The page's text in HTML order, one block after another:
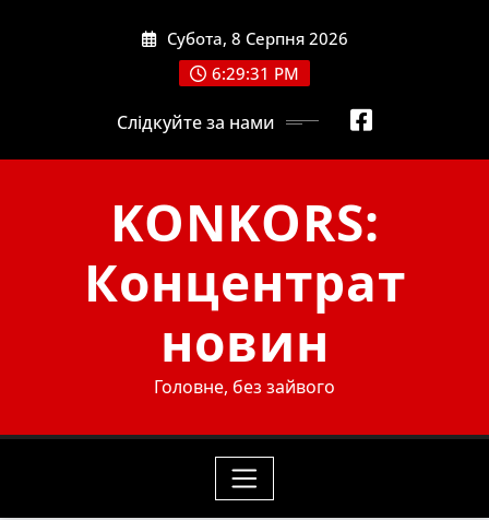
Субота, 8 Серпня 2026
6:29:33 PM
Слідкуйте за нами
KONKORS:
Концентрат
новин
Головне, без зайвого